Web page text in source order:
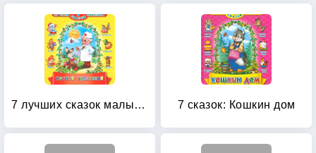
7 лучших сказок малышам 7 сказок: Кошкин дом